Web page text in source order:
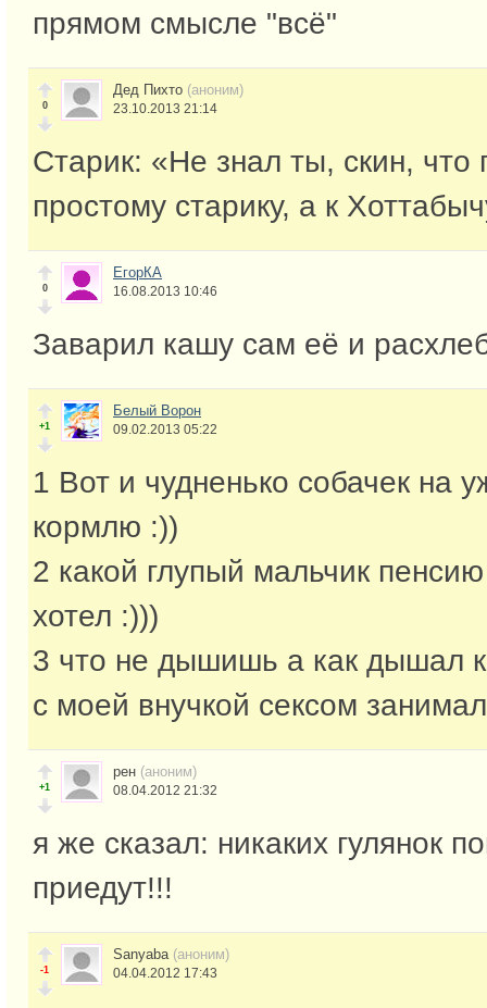
прямом смысле "всё"
0
Дед Пихто (аноним)
23.10.2013 21:14
Старик: «Не знал ты, скин, что
простому старику, а к
0
ЕгорКА
16.08.2013 10:46
Заварил кашу сам её и
+1
Белый Ворон
09.02.2013 05:22
1 Вот и чудненько собачек на
кормлю :))
2 какой глупый мальчик
хотел :)))
3 что не дышишь а как дышал
с моей внучкой сексом
+1
рен (аноним)
08.04.2012 21:32
я же сказал: никаких гулянок
приедут!!!
-1
Sanyaba (аноним)
04.04.2012 17:43